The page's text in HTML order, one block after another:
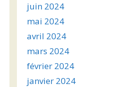
juin 2024
mai 2024
avril 2024
mars 2024
février 2024
janvier 2024